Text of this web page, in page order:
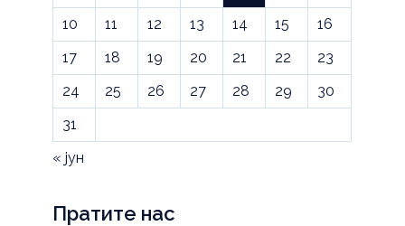
10
11 12 13 14 15
16
17
18 19 20 21 22
23
24
25 26 27 28 29
30
31
« јун
Пратите нас